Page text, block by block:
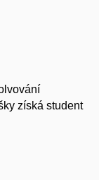
získá student